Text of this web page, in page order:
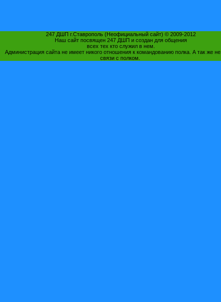
247 ДШП г.Ставрополь (Неофициальный сайт) © 2009-2012
Наш сайт посвящен 247 ДШП и создан для общения
всех тех кто служил в нем.
Администрация сайта не имеет никого отношения к командованию полка. А так же
связи с полком.